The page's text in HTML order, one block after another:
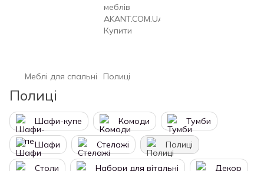
Меблі для спальні Полиці
Полиці
Шафи-купе Комоди Тумби
Шафи Стелажі Полиці
Столи Набори для вітальні Декор